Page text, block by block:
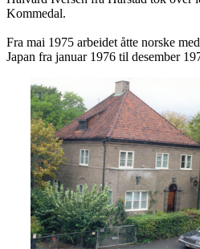
Kommedal.
Fra mai 1975 arbeidet åtte norske
Japan fra januar 1976 til desember